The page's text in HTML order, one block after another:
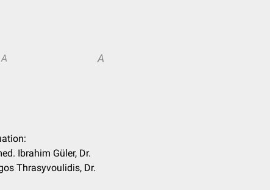
A A
Ibrahim Güler, Dr.
Thrasyvoulidis, Dr.